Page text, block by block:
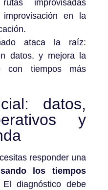
improvisadas
improvisación en la
ataca la raíz:
datos, y mejora la
con tiempos más
datos,
y
responder una
los tiempos
El diagnóstico debe